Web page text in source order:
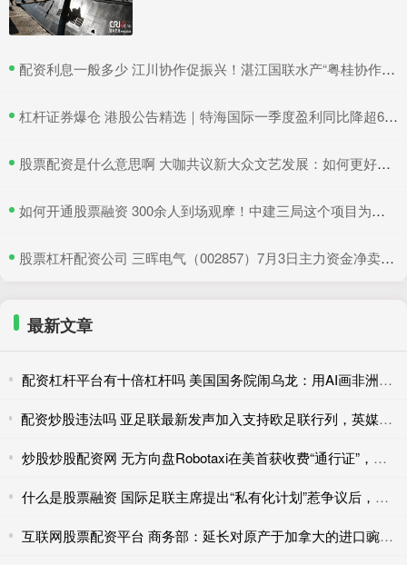
​配资利息一般多少 江川协作促振兴！湛江国联水产“粤桂协作帮扶车间”在吴川揭牌
​杠杆证券爆仓 港股公告精选｜特海国际一季度盈利同比降超6成 三一国际首季营收超66亿元
​股票配资是什么意思啊 大咖共议新大众文艺发展：如何更好地与时代同频共振
​如何开通股票融资 300余人到场观摩！中建三局这个项目为安全生产示范
​股票杠杆配资公司 三晖电气（002857）7月3日主力资金净卖出820.19万元
最新文章
配资杠杆平台有十倍杠杆吗 美国国务院闹乌龙：用AI画非洲地图，结果全标错了
配资炒股违法吗 亚足联最新发声加入支持欧足联行列，英媒：FIFA商业计划似乎已宣告“破产”
炒股炒股配资网 无方向盘Robotaxi在美首获收费“通行证”，为何率先过关的是亚马逊？
什么是股票融资 国际足联主席提出“私有化计划”惹争议后，欧足联威胁“全员抵制世界杯”
互联网股票配资平台 商务部：延长对原产于加拿大的进口豌豆淀粉反倾销调查期限